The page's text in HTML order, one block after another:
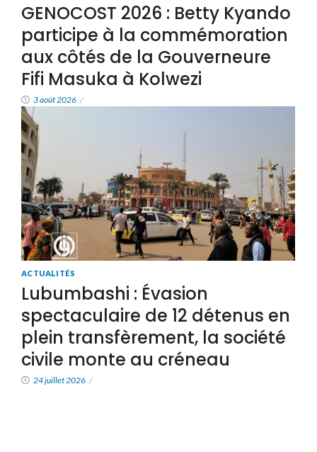
GENOCOST 2026 : Betty Kyando
participe à la commémoration
aux côtés de la Gouverneure
Fifi Masuka à Kolwezi
3 août 2026 /
ACTUALITÉS
Lubumbashi : Évasion
spectaculaire de 12 détenus en
plein transfèrement, la société
civile monte au créneau
24 juillet 2026 /